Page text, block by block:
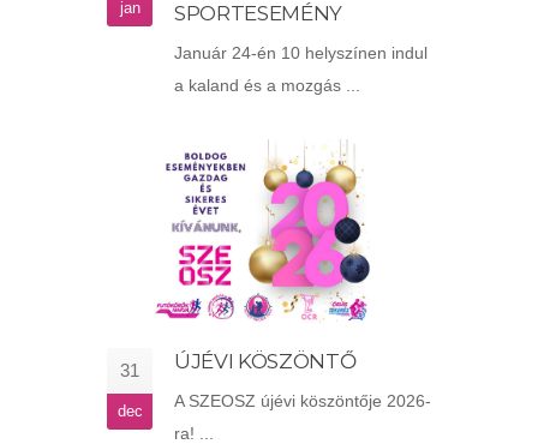
jan
SPORTESEMÉNY
Január 24-én 10 helyszínen indul
a kaland és a mozgás ...
31
dec
ÚJÉVI KÖSZÖNTŐ
A SZEOSZ újévi köszöntője 2026-
ra! ...